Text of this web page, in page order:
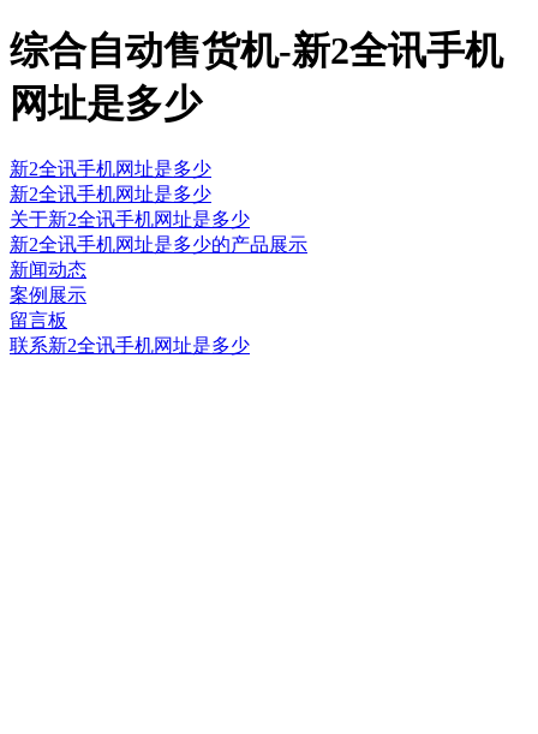
综合自动售货机-新2全讯手机
网址是多少
新2全讯手机网址是多少
新2全讯手机网址是多少
关于新2全讯手机网址是多少
新2全讯手机网址是多少的产品展示
新闻动态
案例展示
留言板
联系新2全讯手机网址是多少